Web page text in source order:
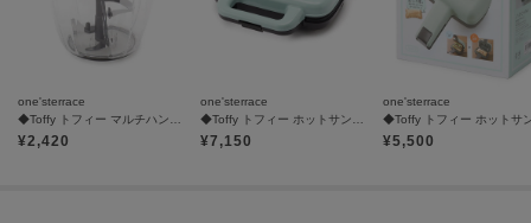
one'sterrace
¥2,420
one'sterrace
¥7,150
one'sterrace
¥5,500